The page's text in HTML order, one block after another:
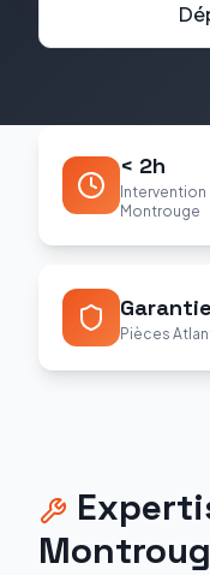
< 2h
Intervention
Montrouge
Garantie
Pièces